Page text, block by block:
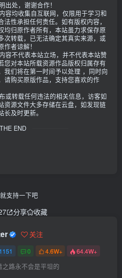
出处，谢谢合作！
容均收集自互联网，仅限用于学习和
性承担任何责任。如有版权内容，
均归原作者所有，本站虽力求保存原
次转载，已无法确定其真实来源，或
者谅解！
容不代表本站立场，并不代表本站赞
您对本站所载资源作品版权归属存有
我们将在第一时间予以处理 ，同时向
请购买原版作品，支持您喜欢的作
或转载任何违法的相关信息，访客如
资源文件大多存储在云盘，如发现链
及时更新。
THE END
支持一下吧
分享 收藏
关注
1151 0 4.6W+ 64.4W+
之路永不会是平坦的